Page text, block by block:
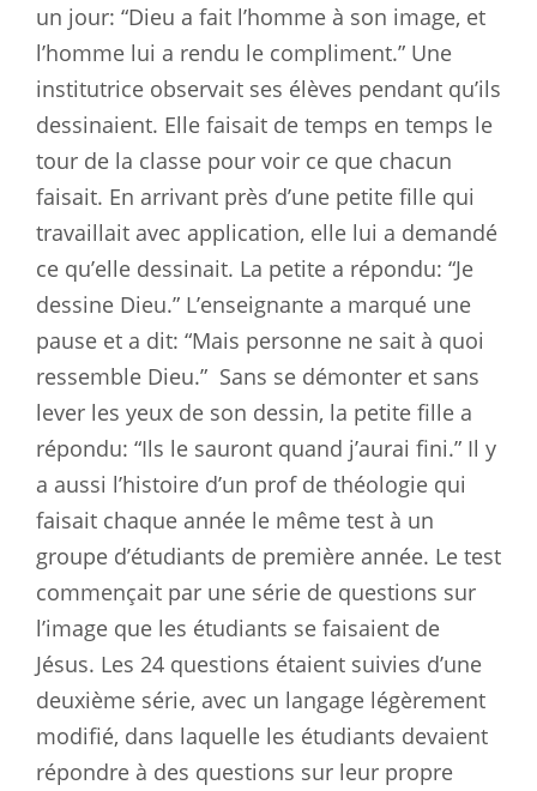
un jour: “Dieu a fait l’homme à son image, et
l’homme lui a rendu le compliment.” Une
institutrice observait ses élèves pendant qu’ils
dessinaient. Elle faisait de temps en temps le
tour de la classe pour voir ce que chacun
faisait. En arrivant près d’une petite fille qui
travaillait avec application, elle lui a demandé
ce qu’elle dessinait. La petite a répondu: “Je
dessine Dieu.” L’enseignante a marqué une
pause et a dit: “Mais personne ne sait à quoi
ressemble Dieu.” Sans se démonter et sans
lever les yeux de son dessin, la petite fille a
répondu: “Ils le sauront quand j’aurai fini.” Il y
a aussi l’histoire d’un prof de théologie qui
faisait chaque année le même test à un
groupe d’étudiants de première année. Le test
commençait par une série de questions sur
l’image que les étudiants se faisaient de
Jésus. Les 24 questions étaient suivies d’une
deuxième série, avec un langage légèrement
modifié, dans laquelle les étudiants devaient
répondre à des questions sur leur propre